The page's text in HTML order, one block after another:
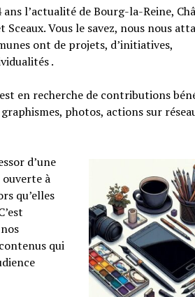
l’actualité de Bourg-la-Reine,
Vous le savez, nous nous
ont de projets, d’initiatives,
.
en recherche de contributions
photos, actions sur
d’une
à
qu’elles
qui